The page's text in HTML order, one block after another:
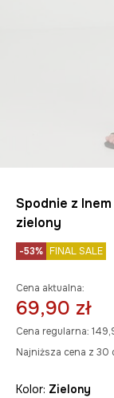
Spodnie z
zielony
-53% FINAL SALE
Cena aktualna:
69,90 zł
Cena regularna:
Najniższa cena z 30
Kolor: zielony